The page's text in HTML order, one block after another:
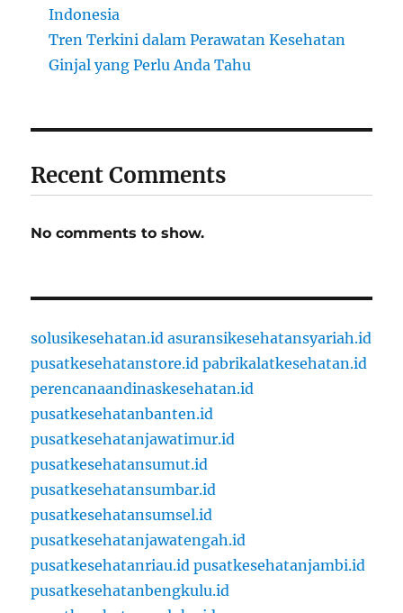
Indonesia
Tren Terkini dalam Perawatan Kesehatan
Ginjal yang Perlu Anda Tahu
Recent Comments
No comments to show.
solusikesehatan.id asuransikesehatansyariah.id
pusatkesehatanstore.id pabrikalatkesehatan.id
perencanaandinaskesehatan.id
pusatkesehatanbanten.id
pusatkesehatanjawatimur.id
pusatkesehatansumut.id
pusatkesehatansumbar.id
pusatkesehatansumsel.id
pusatkesehatanjawatengah.id
pusatkesehatanriau.id pusatkesehatanjambi.id
pusatkesehatanbengkulu.id